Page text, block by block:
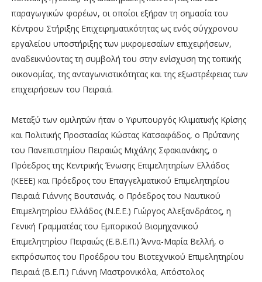
παραγωγικών φορέων, οι οποίοι εξήραν τη σημασία του
Κέντρου Στήριξης Επιχειρηματικότητας ως ενός σύγχρονου
εργαλείου υποστήριξης των μικρομεσαίων επιχειρήσεων,
αναδεικνύοντας τη συμβολή του στην ενίσχυση της τοπικής
οικονομίας, της ανταγωνιστικότητας και της εξωστρέφειας των
επιχειρήσεων του Πειραιά.
Μεταξύ των ομιλητών ήταν ο Υφυπουργός Κλιματικής Κρίσης
και Πολιτικής Προστασίας Κώστας Κατσαφάδος, ο Πρύτανης
του Πανεπιστημίου Πειραιώς Μιχάλης Σφακιανάκης, ο
Πρόεδρος της Κεντρικής Ένωσης Επιμελητηρίων Ελλάδος
(ΚΕΕΕ) και Πρόεδρος του Επαγγελματικού Επιμελητηρίου
Πειραιά Γιάννης Βουτσινάς, ο Πρόεδρος του Ναυτικού
Επιμελητηρίου Ελλάδος (Ν.Ε.Ε.) Γιώργος Αλεξανδράτος, η
Γενική Γραμματέας του Εμπορικού Βιομηχανικού
Επιμελητηρίου Πειραιώς (Ε.Β.Ε.Π.) Άννα-Μαρία Βελλή, ο
εκπρόσωπος του Προέδρου του Βιοτεχνικού Επιμελητηρίου
Πειραιά (Β.Ε.Π.) Γιάννη Μαστρονικόλα, Απόστολος